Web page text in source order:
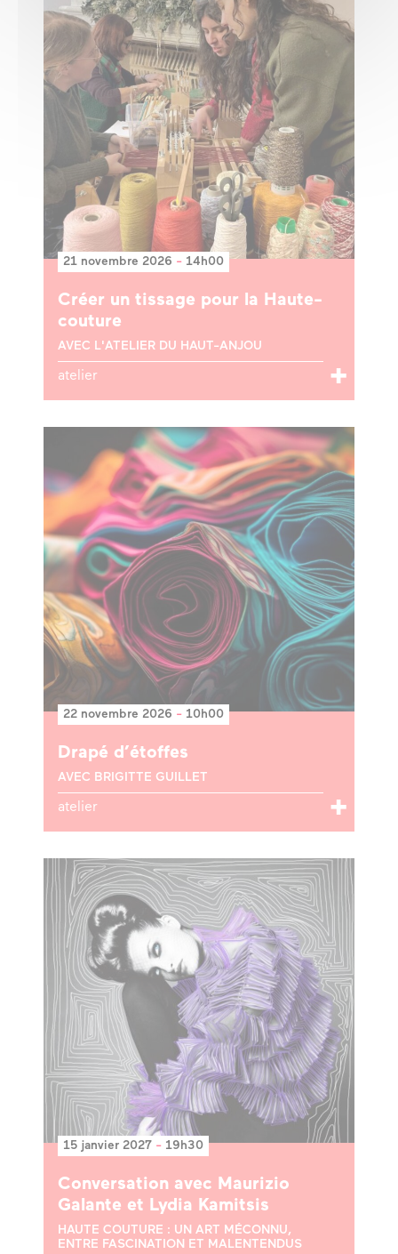
21 novembre 2026 - 14h00
Créer un tissage pour la Haute-
couture
AVEC L'ATELIER DU HAUT-ANJOU
atelier
22 novembre 2026 - 10h00
Drapé d’étoffes
AVEC BRIGITTE GUILLET
atelier
15 janvier 2027 - 19h30
Conversation avec Maurizio
Galante et Lydia Kamitsis
HAUTE COUTURE : UN ART MÉCONNU,
ENTRE FASCINATION ET MALENTENDUS